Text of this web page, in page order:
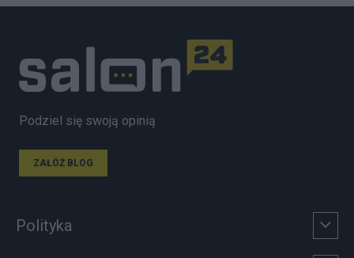
Podziel się swoją opinią
ZAŁÓŻ BLOG
Polityka